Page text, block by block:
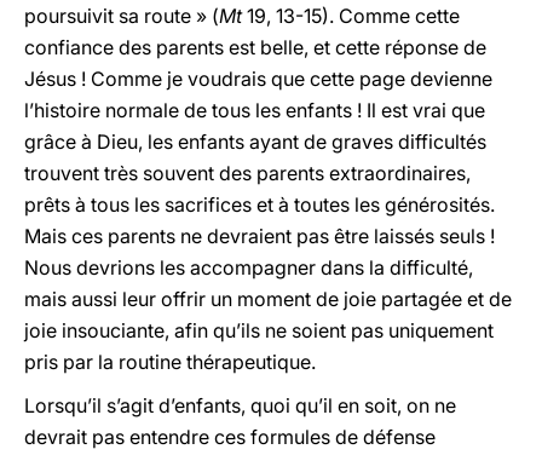
poursuivit sa route » (Mt19, 13-15). Comme cette
confiance des parents est belle, et cette réponse de
Jésus ! Comme je voudrais que cette page devienne
l’histoire normale de tous les enfants ! Il est vrai que
grâce à Dieu, les enfants ayant de graves difficultés
trouvent très souvent des parents extraordinaires,
prêts à tous les sacrifices et à toutes les générosités.
Mais ces parents ne devraient pas être laissés seuls !
Nous devrions les accompagner dans la difficulté,
mais aussi leur offrir un moment de joie partagée et de
joie insouciante, afin qu’ils ne soient pas uniquement
pris par la routine thérapeutique.
Lorsqu’il s’agit d’enfants, quoi qu’il en soit, on ne
devrait pas entendre ces formules de défense